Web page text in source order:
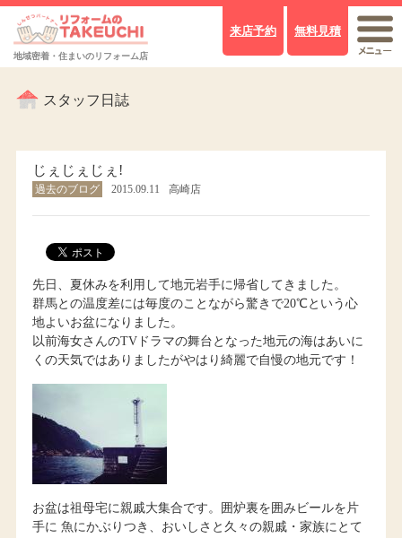
地域密着・住まいのリフォーム店
来店予約 無料見積
スタッフ日誌
じぇじぇじぇ!
過去のブログ 2015.09.11 高崎店
先日、夏休みを利用して地元岩手に帰省してきました。
群馬との温度差には毎度のことながら驚きで20℃という心
地よいお盆になりました。
以前海女さんのTVドラマの舞台となった地元の海はあいに
くの天気ではありましたがやはり綺麗で自慢の地元です！
お盆は祖母宅に親戚大集合です。囲炉裏を囲みビールを片
手に 魚にかぶりつき、おいしさと久々の親戚・家族にとて